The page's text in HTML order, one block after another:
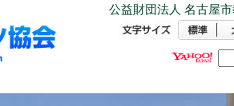
公益財団法人 名古屋